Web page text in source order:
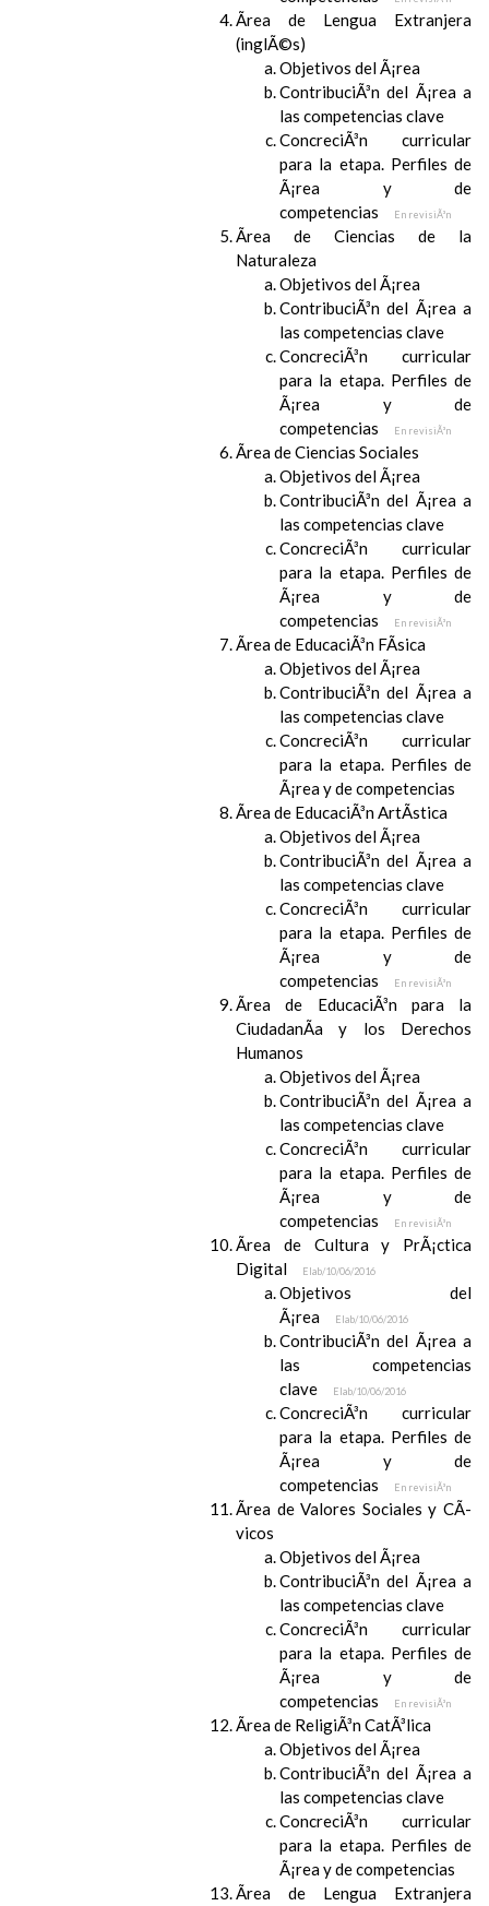
Ãrea de Lengua Extranjera
(inglÃ©s)
Objetivos del Ã¡rea
ContribuciÃ³n del Ã¡rea a
las competencias clave
ConcreciÃ³n curricular
para la etapa. Perfiles de
Ã¡rea y de
competencias
En revisiÃ³n
Ãrea de Ciencias de la
Naturaleza
Objetivos del Ã¡rea
ContribuciÃ³n del Ã¡rea a
las competencias clave
ConcreciÃ³n curricular
para la etapa. Perfiles de
Ã¡rea y de
competencias
En revisiÃ³n
Ãrea de Ciencias Sociales
Objetivos del Ã¡rea
ContribuciÃ³n del Ã¡rea a
las competencias clave
ConcreciÃ³n curricular
para la etapa. Perfiles de
Ã¡rea y de
competencias
En revisiÃ³n
Ãrea de EducaciÃ³n FÃ­sica
Objetivos del Ã¡rea
ContribuciÃ³n del Ã¡rea a
las competencias clave
ConcreciÃ³n curricular
para la etapa. Perfiles de
Ã¡rea y de competencias
Ãrea de EducaciÃ³n ArtÃ­stica
Objetivos del Ã¡rea
ContribuciÃ³n del Ã¡rea a
las competencias clave
ConcreciÃ³n curricular
para la etapa. Perfiles de
Ã¡rea y de
competencias
En revisiÃ³n
Ãrea de EducaciÃ³n para la
CiudadanÃ­a y los Derechos
Humanos
Objetivos del Ã¡rea
ContribuciÃ³n del Ã¡rea a
las competencias clave
ConcreciÃ³n curricular
para la etapa. Perfiles de
Ã¡rea y de
competencias
En revisiÃ³n
Ãrea de Cultura y PrÃ¡ctica
Digital
Elab/10/06/2016
Objetivos del
Ã¡rea
Elab/10/06/2016
ContribuciÃ³n del Ã¡rea a
las competencias
clave
Elab/10/06/2016
ConcreciÃ³n curricular
para la etapa. Perfiles de
Ã¡rea y de
competencias
En revisiÃ³n
Ãrea de Valores Sociales y CÃ­
vicos
Objetivos del Ã¡rea
ContribuciÃ³n del Ã¡rea a
las competencias clave
ConcreciÃ³n curricular
para la etapa. Perfiles de
Ã¡rea y de
competencias
En revisiÃ³n
Ãrea de ReligiÃ³n CatÃ³lica
Objetivos del Ã¡rea
ContribuciÃ³n del Ã¡rea a
las competencias clave
ConcreciÃ³n curricular
para la etapa. Perfiles de
Ã¡rea y de competencias
Ãrea de Lengua Extranjera